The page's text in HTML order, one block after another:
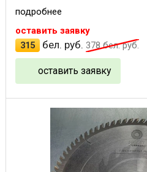
подробнее
оставить заявку
315
бел. руб. 378бел. руб.
оставить заявку